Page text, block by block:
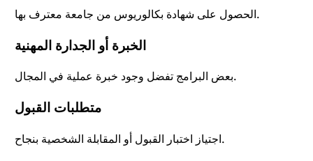
الحصول على شهادة بكالوريوس من جامعة معترف بها.
الخبرة أو الجدارة المهنية
بعض البرامج تفضل وجود خبرة عملية في المجال.
متطلبات القبول
اجتياز اختبار القبول أو المقابلة الشخصية بنجاح.